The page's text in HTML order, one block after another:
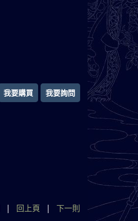
我要購買 我要詢問
| 回上頁 | 下一則